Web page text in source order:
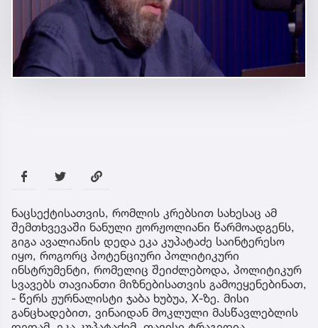
ნაცსექტისათვის, რომლის კრებსით სახესაც ამ
შემთხვევაში ნანული ჟორჟოლიანი წარმოადგენს,
გიგა ავალიანის დედა ეკა კუპატაძე საინტერესო
იყო, როგორც პოტენციური პოლიტიკური
ინსტრუმენტი, რომელიც შეიძლებოდა, პოლიტიკურ
სვავებს თავიანთი მიზნებისათვის გამოეყენებინათ,
- წერს ჟურნალისტი ჯაბა ხუბუა, X-ზე. მისი
განცხადებით, ვინაიდან მოკლული მასწავლებლის